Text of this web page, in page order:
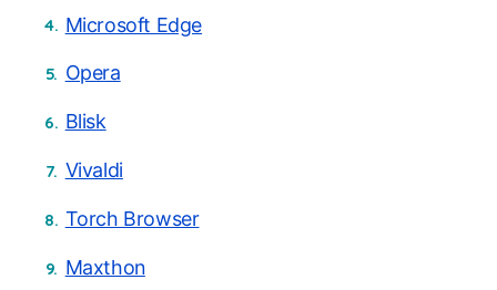
Microsoft Edge
Opera
Blisk
Vivaldi
Torch Browser
Maxthon